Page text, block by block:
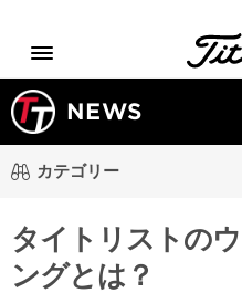
Menu
NEWS
カテゴリー
タイトリストの
ングとは？